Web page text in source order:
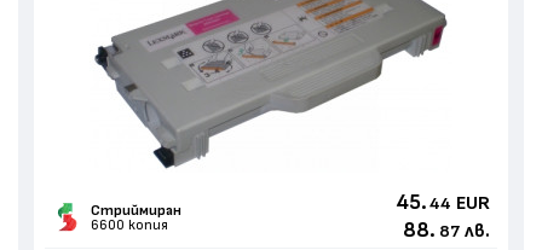
Стриймиран
6600 копия
45. 44 EUR
88. 87 лв.